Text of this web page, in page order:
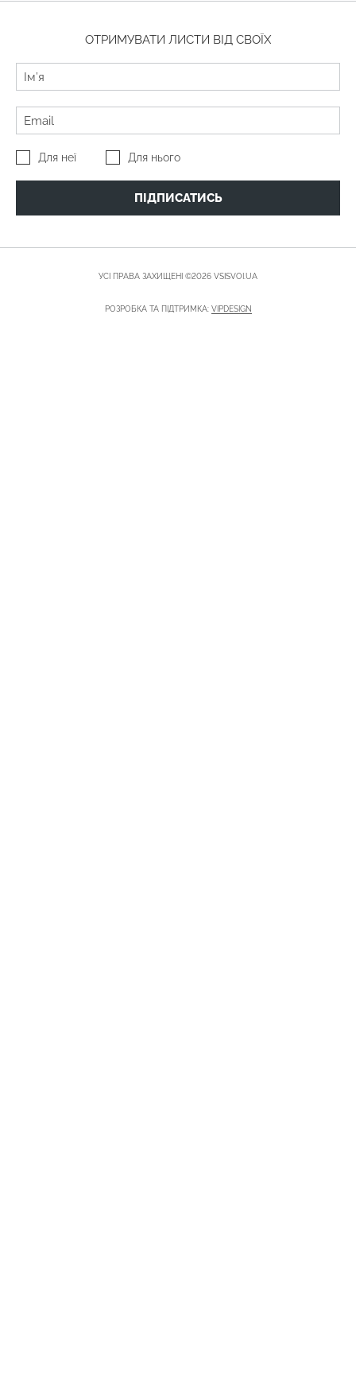
ОТРИМУВАТИ ЛИСТИ ВІД СВОЇХ
Для неї Для нього
ПІДПИСАТИСЬ
УСІ ПРАВА ЗАХИЩЕНІ ©2026 VSISVOI.UA
РОЗРОБКА ТА ПІДТРИМКА: VIPDESIGN